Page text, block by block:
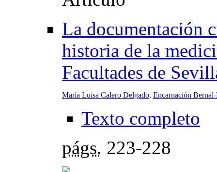
La documentación
historia de la
Facultades de
María Luisa Calero Delgado, Encarnación
Texto completo
págs. 223-228